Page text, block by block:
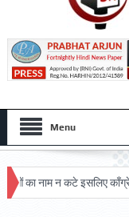
Menu
का नाम न कटे इसलिए काँग्रेस